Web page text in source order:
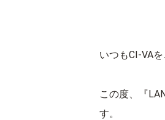
いつもCI-VA
この度、『
す。